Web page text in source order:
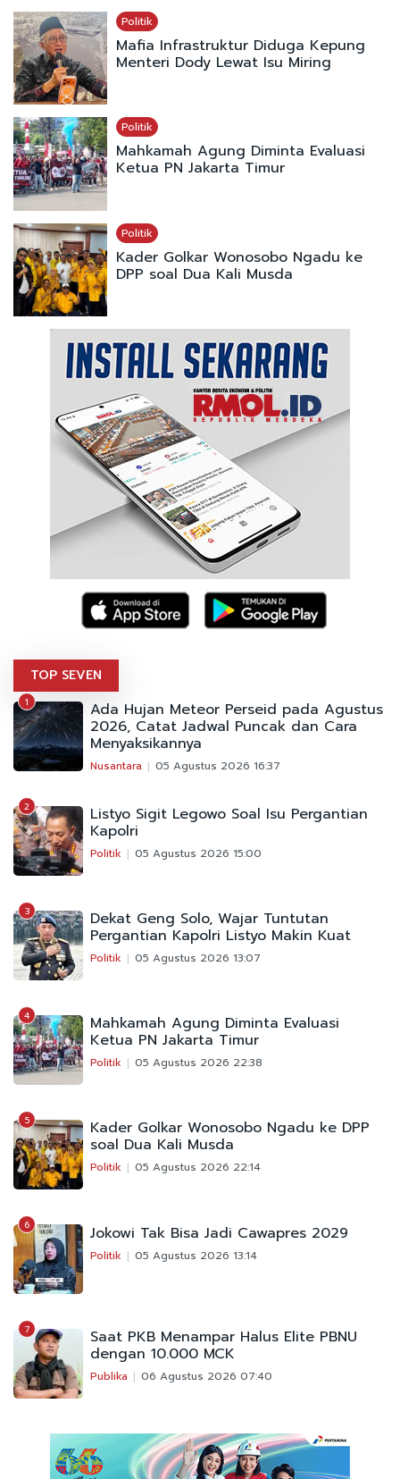
Politik
Mafia Infrastruktur Diduga Kepung
Menteri Dody Lewat Isu Miring
Politik
Mahkamah Agung Diminta Evaluasi
Ketua PN Jakarta Timur
Politik
Kader Golkar Wonosobo Ngadu ke
DPP soal Dua Kali Musda
TOP SEVEN
1 Ada Hujan Meteor Perseid pada Agustus
2026, Catat Jadwal Puncak dan Cara
Menyaksikannya
Nusantara 05 Agustus 2026 16:37
2 Listyo Sigit Legowo Soal Isu Pergantian
Kapolri
Politik 05 Agustus 2026 15:00
3 Dekat Geng Solo, Wajar Tuntutan
Pergantian Kapolri Listyo Makin Kuat
Politik 05 Agustus 2026 13:07
4 Mahkamah Agung Diminta Evaluasi
Ketua PN Jakarta Timur
Politik 05 Agustus 2026 22:38
5 Kader Golkar Wonosobo Ngadu ke DPP
soal Dua Kali Musda
Politik 05 Agustus 2026 22:14
6 Jokowi Tak Bisa Jadi Cawapres 2029
Politik 05 Agustus 2026 13:14
7 Saat PKB Menampar Halus Elite PBNU
dengan 10.000 MCK
Publika 06 Agustus 2026 07:40